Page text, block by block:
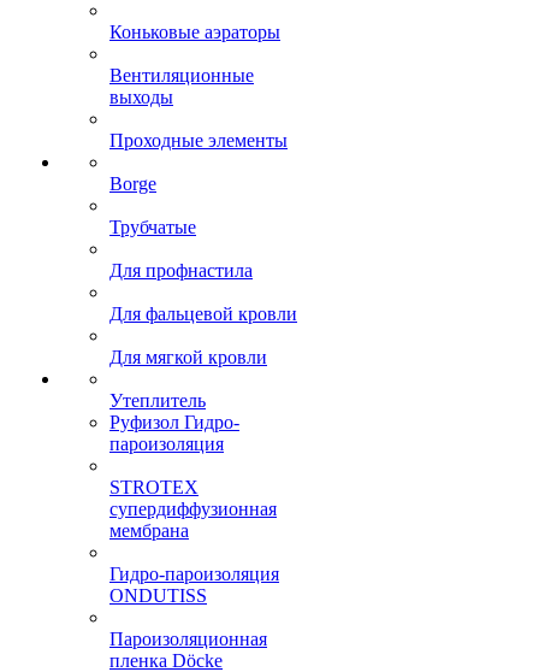
Коньковые аэраторы
Вентиляционные
выходы
Проходные элементы
Borge
Трубчатые
Для профнастила
Для фальцевой кровли
Для мягкой кровли
Утеплитель
Руфизол Гидро-
пароизоляция
STROTEX
супердиффузионная
мембрана
Гидро-пароизоляция
ONDUTISS
Пароизоляционная
пленка Döcke